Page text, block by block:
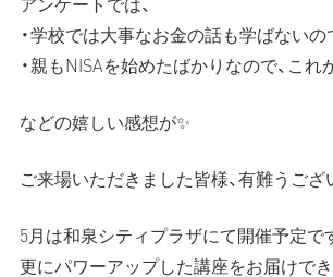
・学校では大事なお金の話も学ばない
・親もNISAを始めたばかりなので、こ
などの嬉しい感想が✨
ご来場いただきました皆様、有難うござ
5月は和泉シティプラザにて開催予定で
更にパワーアップした講座をお届けで